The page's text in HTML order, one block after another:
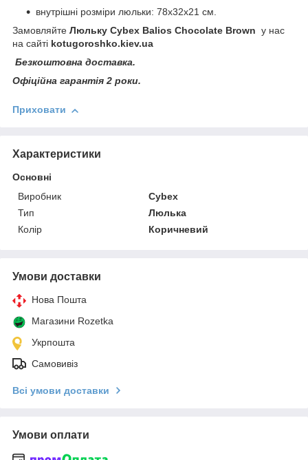
внутрішні розміри люльки: 78х32х21 см.
Замовляйте Люльку Cybex Balios Chocolate Brown у нас
на сайті kotugoroshko.kiev.ua
Безкоштовна доставка.
Офіційна гарантія 2 роки.
Приховати
Характеристики
Основні
Виробник
Cybex
Тип
Люлька
Колір
Коричневий
Умови доставки
Нова Пошта
Магазини Rozetka
Укрпошта
Самовивіз
Всі умови доставки
Умови оплати